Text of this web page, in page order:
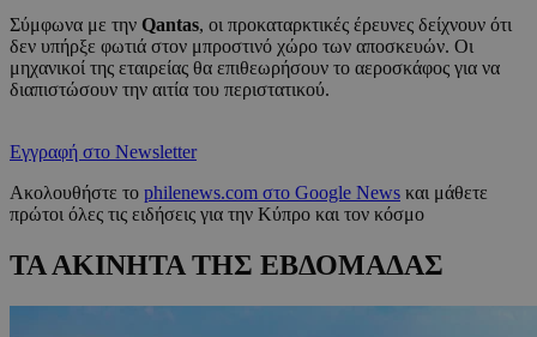
Σύμφωνα με την Qantas, οι προκαταρκτικές έρευνες δείχνουν ότι
δεν υπήρξε φωτιά στον μπροστινό χώρο των αποσκευών. Οι
μηχανικοί της εταιρείας θα επιθεωρήσουν το αεροσκάφος για να
διαπιστώσουν την αιτία του περιστατικού.
Εγγραφή στο Newsletter
Ακολουθήστε το philenews.com στο Google News και μάθετε
πρώτοι όλες τις ειδήσεις για την Κύπρο και τον κόσμο
ΤΑ ΑΚΙΝΗΤΑ ΤΗΣ ΕΒΔΟΜΑΔΑΣ